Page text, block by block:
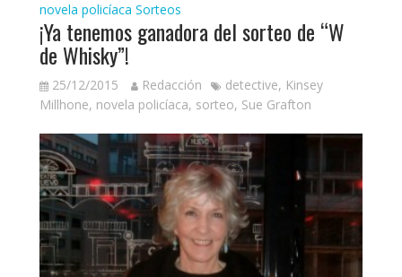
novela policíaca Sorteos
¡Ya tenemos ganadora del sorteo de “W
de Whisky”!
25/12/2015 Redacción detective, Kinsey
Millhone, novela policíaca, sorteo, Sue Grafton